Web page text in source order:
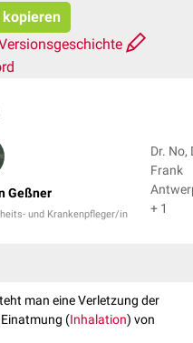
Geßner
und Krankenpfleger/in
Dr. No,
Frank
+ 1
man eine Verletzung der
(Inhalation) von